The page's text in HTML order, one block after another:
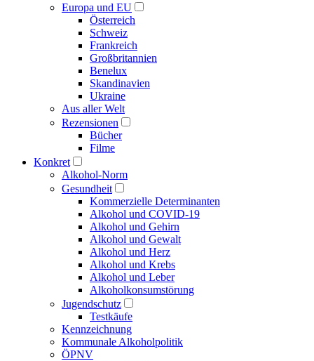
Europa und EU
Österreich
Schweiz
Frankreich
Großbritannien
Benelux
Skandinavien
Ukraine
Aus aller Welt
Rezensionen
Bücher
Filme
Konkret
Alkohol-Norm
Gesundheit
Kommerzielle Determinanten
Alkohol und COVID-19
Alkohol und Gehirn
Alkohol und Gewalt
Alkohol und Herz
Alkohol und Krebs
Alkohol und Leber
Alkoholkonsumstörung
Jugendschutz
Testkäufe
Kennzeichnung
Kommunale Alkoholpolitik
ÖPNV